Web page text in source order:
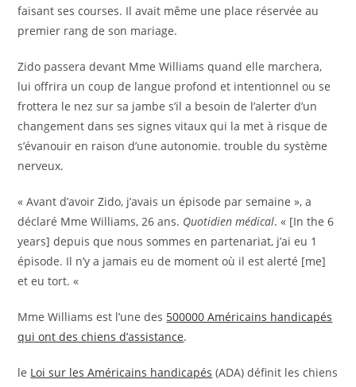
faisant ses courses. Il avait même une place réservée au
premier rang de son mariage.
Zido passera devant Mme Williams quand elle marchera,
lui offrira un coup de langue profond et intentionnel ou se
frottera le nez sur sa jambe s’il a besoin de l’alerter d’un
changement dans ses signes vitaux qui la met à risque de
s’évanouir en raison d’une autonomie. trouble du système
nerveux.
« Avant d’avoir Zido, j’avais un épisode par semaine », a
déclaré Mme Williams, 26 ans. Quotidien médical. « [In the 6
years] depuis que nous sommes en partenariat, j’ai eu 1
épisode. Il n’y a jamais eu de moment où il est alerté [me]
et eu tort. «
Mme Williams est l’une des 500000 Américains handicapés
qui ont des chiens d’assistance.
le Loi sur les Américains handicapés (ADA) définit les chiens